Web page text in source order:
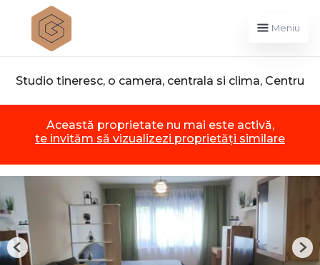
Meniu
Studio tineresc, o camera, centrala si clima, Centru
Această proprietate nu mai este activă,
te invităm să vizualizezi proprietăți similare
Previous